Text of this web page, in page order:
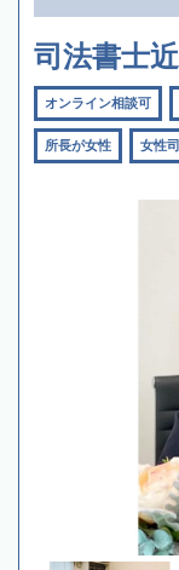
司法書士
オンライン相談可
所長が女性 女性